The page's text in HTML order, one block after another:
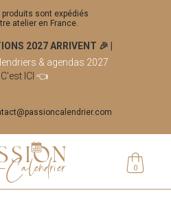
produits sont expédiés
atelier en France.
2027 ARRIVENT 🎉
& agendas 2027
C'est ICI 👈
0